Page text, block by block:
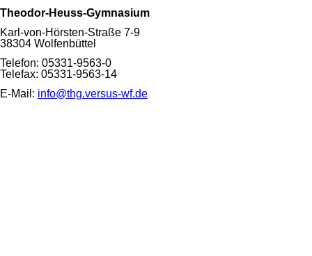
Theodor-Heuss-Gymnasium
Karl-von-Hörsten-Straße 7-9
38304 Wolfenbüttel
Telefon: 05331-9563-0
Telefax: 05331-9563-14
E-Mail: info@thg.versus-wf.de